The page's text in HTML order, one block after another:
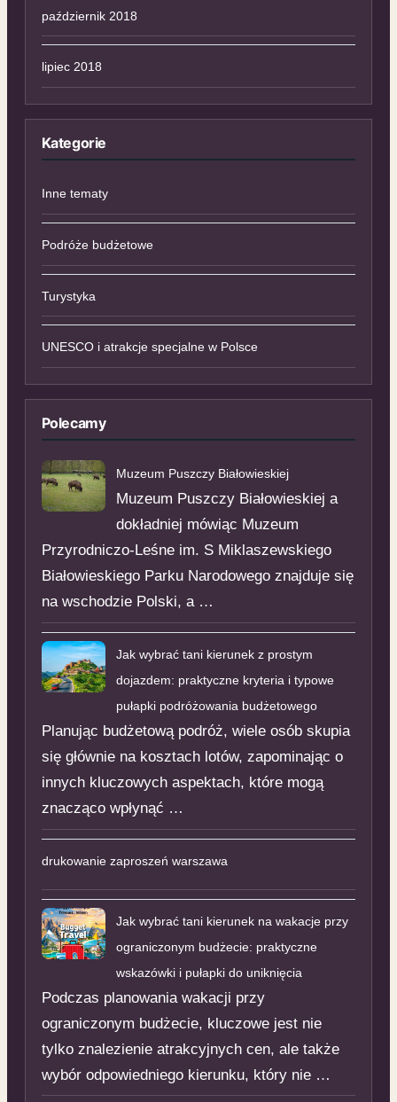
październik 2018
lipiec 2018
Kategorie
Inne tematy
Podróże budżetowe
Turystyka
UNESCO i atrakcje specjalne w Polsce
Polecamy
Muzeum Puszczy Białowieskiej
Muzeum Puszczy Białowieskiej a
dokładniej mówiąc Muzeum
Przyrodniczo-Leśne im. S Miklaszewskiego
Białowieskiego Parku Narodowego znajduje się
na wschodzie Polski, a …
Jak wybrać tani kierunek z prostym
dojazdem: praktyczne kryteria i typowe
pułapki podróżowania budżetowego
Planując budżetową podróż, wiele osób skupia
się głównie na kosztach lotów, zapominając o
innych kluczowych aspektach, które mogą
znacząco wpłynąć …
drukowanie zaproszeń warszawa
Jak wybrać tani kierunek na wakacje przy
ograniczonym budżecie: praktyczne
wskazówki i pułapki do uniknięcia
Podczas planowania wakacji przy
ograniczonym budżecie, kluczowe jest nie
tylko znalezienie atrakcyjnych cen, ale także
wybór odpowiedniego kierunku, który nie …